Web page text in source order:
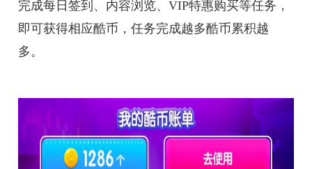
完成每日签到、内容浏览、VIP特惠购买等任务，
即可获得相应酷币，任务完成越多酷币累积越
多。